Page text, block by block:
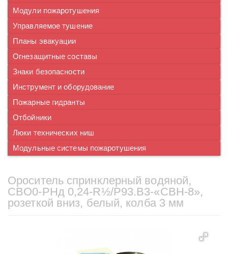
Модули пожаротушения
Управляемое тушение
Планы эвакуации
Огнезащитные составы
Знаки безопасности
Инструмент и оборудование
Пожарные гидранты
Отбойники
Люки технических ниш
Модульные системы пожаротушения
Ороситель спринклерный водяной,
CBO0-PНд 0,24-R½/P93.B3-«CBН-8»,
розеткой вниз, белый, колба 3 мм